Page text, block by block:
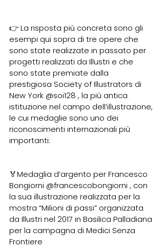
👉 La risposta più concreta sono gli
esempi qui sopra di tre opere che
sono state realizzate in passato per
progetti realizzati da Illustri e che
sono state premiate dalla
prestigiosa Society of Illustrators di
New York @soi128 , la più antica
istituzione nel campo dell’illustrazione,
le cui medaglie sono uno dei
riconoscimenti internazionali più
importanti:
🏅Medaglia d’argento per Francesco
Bongiorni @francescobongiorni , con
la sua illustrazione realizzata per la
mostra “Milioni di passi” organizzata
da Illustri nel 2017 in Basilica Palladiana
per la campagna di Medici Senza
Frontiere